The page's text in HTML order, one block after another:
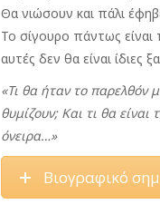
Θα νιώσουν και πάλι
Το σίγουρο πάντως
αυτές δεν θα είναι ίδιες
«Τι θα ήταν το παρελθόν
θυμίζουν; Και τι θα
όνειρα…»
Βιογραφικό